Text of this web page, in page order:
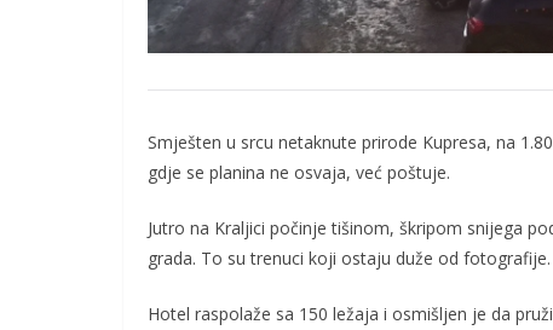
Smješten u srcu netaknute prirode Kupresa, na
gdje se planina ne osvaja, već poštuje.
Jutro na Kraljici počinje tišinom, škripom snijega
grada. To su trenuci koji ostaju duže od
Hotel raspolaže sa 150 ležaja i osmišljen je da